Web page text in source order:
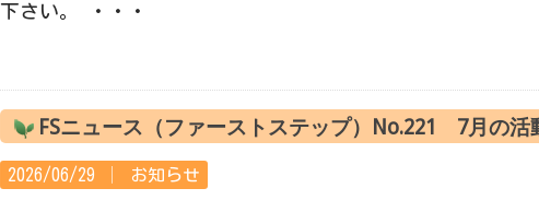
下さい。 ・・・
FSニュース（ファーストステップ）No.221 7月の活
2026/06/29 │ お知らせ